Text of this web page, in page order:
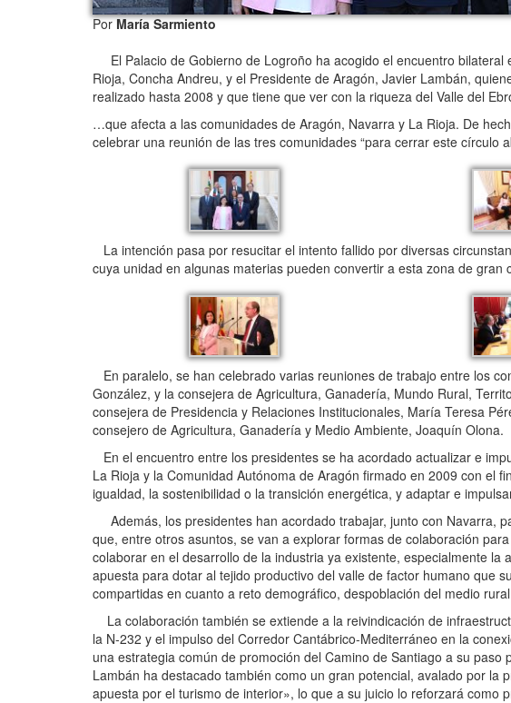
PorMaría Sarmiento
El Palacio de Gobierno de Logroño ha acogido el encuentro
Rioja, Concha Andreu, y el Presidente de Aragón, Javier Lambán,
realizado hasta 2008 y que tiene que ver con la riqueza del Valle del
…que afecta a las comunidades de Aragón, Navarra y La Rioja. De
celebrar una reunión de las tres comunidades “para cerrar este círculo
La intención pasa por resucitar el intento fallido por diversas
cuya unidad en algunas materias pueden convertir a esta zona de
En paralelo, se han celebrado varias reuniones de trabajo entre los
González, y la consejera de Agricultura, Ganadería, Mundo Rural,
consejera de Presidencia y Relaciones Institucionales, María Teresa
consejero de Agricultura, Ganadería y Medio Ambiente, Joaquín Olona.
En el encuentro entre los presidentes se ha acordado actualizar e
La Rioja y la Comunidad Autónoma de Aragón firmado en 2009 con el
igualdad, la sostenibilidad o la transición energética, y adaptar e
Además, los presidentes han acordado trabajar, junto con Navarra,
que, entre otros asuntos, se van a explorar formas de colaboración
colaborar en el desarrollo de la industria ya existente, especialmente
apuesta para dotar al tejido productivo del valle de factor humano que
compartidas en cuanto a reto demográfico, despoblación del medio
La colaboración también se extiende a la reivindicación de
la N-232 y el impulso del Corredor Cantábrico-Mediterráneo en la
una estrategia común de promoción del Camino de Santiago a su
Lambán ha destacado también como un gran potencial, avalado por
apuesta por el turismo de interior», lo que a su juicio lo reforzará como